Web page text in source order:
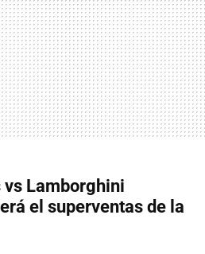
Lamborghini
el superventas de la